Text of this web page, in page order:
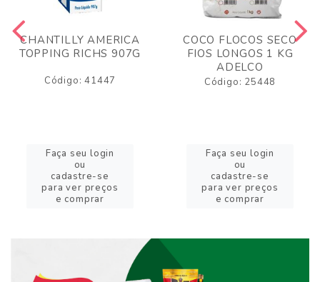
CHANTILLY AMERICA
TOPPING RICHS 907G
Código: 41447
Faça seu login
ou
cadastre-se
para ver preços
e comprar
COCO FLOCOS SECO
FIOS LONGOS 1 KG
ADELCO
Código: 25448
Faça seu login
ou
cadastre-se
para ver preços
e comprar